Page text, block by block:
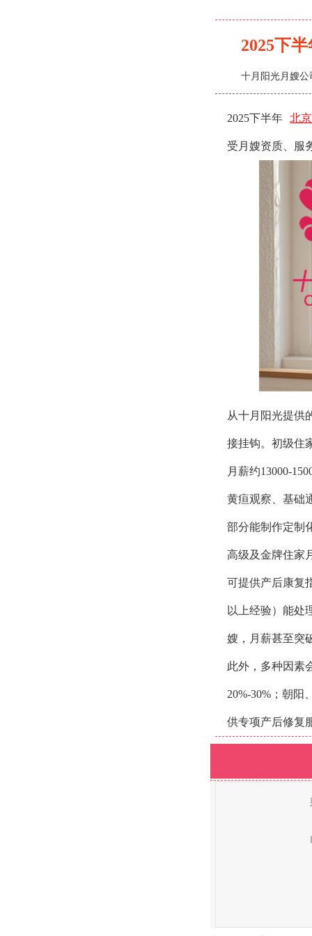
2025下
十月阳光月嫂公
2025下半年 北
受月嫂资质、服
从十月阳光提供
接挂钩。初级住
月薪约13000-
黄疸观察、基础
部分能制作定制
高级及金牌住家
可提供产后康复
以上经验）能处
嫂，月薪甚至突
此外，多种因素
20%-30%；朝阳
供专项产后修复